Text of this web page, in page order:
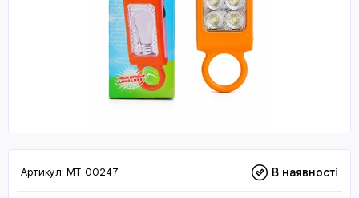
Артикул: MT-00247 В наявності